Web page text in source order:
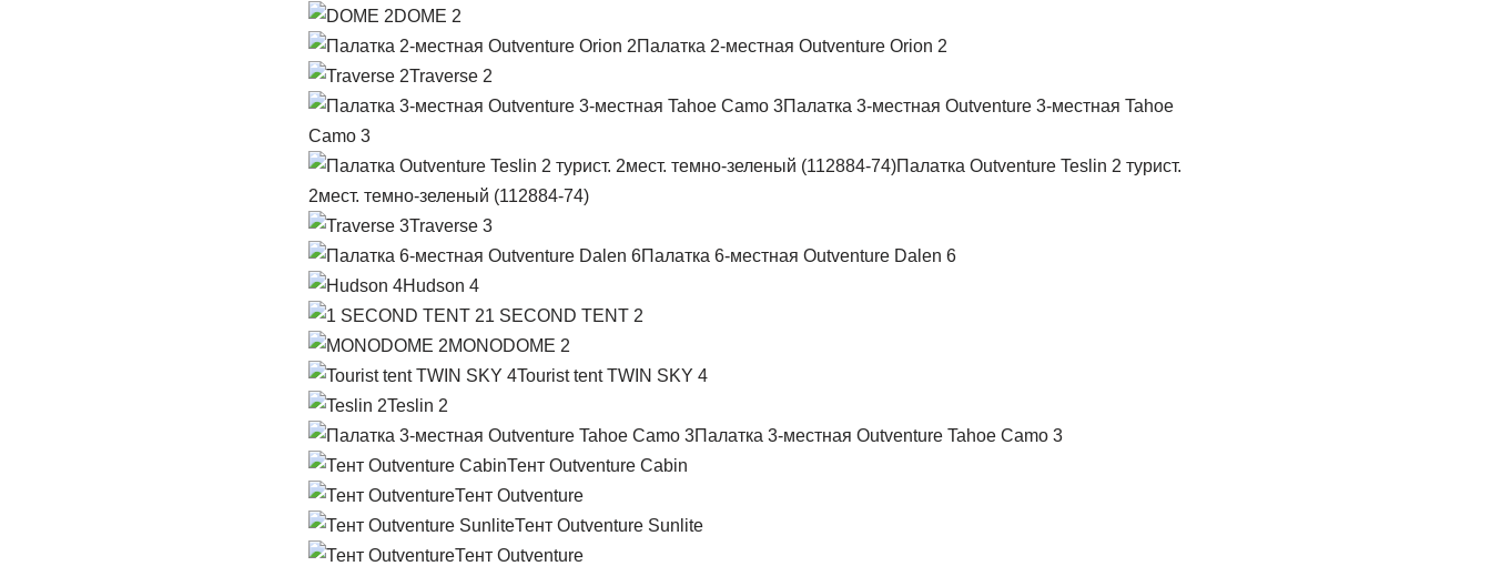
DOME 2
Палатка 2-местная Outventure Orion 2
Traverse 2
Палатка 3-местная Outventure 3-местная Tahoe
Camo 3
Палатка Outventure Teslin 2 турист.
2мест. темно-зеленый (112884-74)
Traverse 3
Палатка 6-местная Outventure Dalen 6
Hudson 4
1 SECOND TENT 2
MONODOME 2
Tourist tent TWIN SKY 4
Teslin 2
Палатка 3-местная Outventure Tahoe Camo 3
Тент Outventure Cabin
Тент Outventure
Тент Outventure Sunlite
Тент Outventure